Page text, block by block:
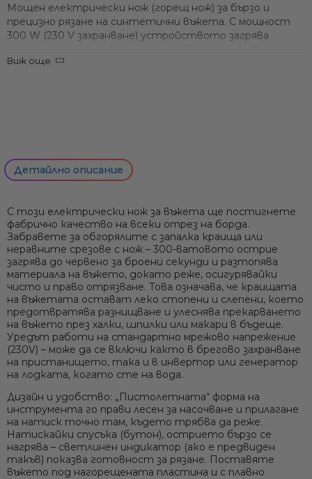
Мощен електрически нож (горещ нож) за бързо и
прецизно рязане на синтетични въжета. С мощност
300 W (230 V захранване) устройството загрява
въжето за секунди
разтопява през синтетичните влакна мигновено,
оставяйки чист отрез с запечатани краища (без
износване).
дори дебели въжета (полиестер, найлон,
полипропилен) гладко и без усилие.
Лесна и безопасна работа: ергономичен пистолетен
дизайн с бутон, който активира нагряването; удобна
ръкохватка за контролирано рязане.
Универсална употреба:подходящ за въжета, ремъци и
ленти; използва се при швартови, котвени въжета,
ветроходни шкоти и фалове, въжета за водни
спортове и др.
Здравина и дълготрайност:robust корпус и сменяемо
острие; създаден да издържа на морски условия и
интензивно ползване.
Виж още
Детайлно описание
С този електрически нож за въжета ще постигнете
фабрично качество на всеки отрез на борда.
Забравете за обгорялите с запалка краища или
неравните срезове с нож – 300-ватовото острие
загрява до червено за броени секунди и разтопява
материала на въжето, докато реже, осигурявайки
чисто и право отрязване. Това означава, че краищата
на въжетата остават леко стопени и слепени, което
предотвратява разнищване и улеснява прекарването
на въжето през халки, шпилки или макари в бъдеще.
Уредът работи на стандартно мрежово напрежение
(230V) – може да се включи както в брегово захранване
на пристанището, така и в инвертор или генератор
на лодката, когато сте на вода.
Дизайн и удобство: „Пистолетната“ форма на
инструмента го прави лесен за насочване и прилагане
на натиск точно там, където трябва да реже.
Натискайки спусъка (бутон), острието бързо се
нагрява – светлинен индикатор (ако е предвиден
такъв) показва готовност за рязане. Поставяте
въжето под нагорещената пластина и с плавно